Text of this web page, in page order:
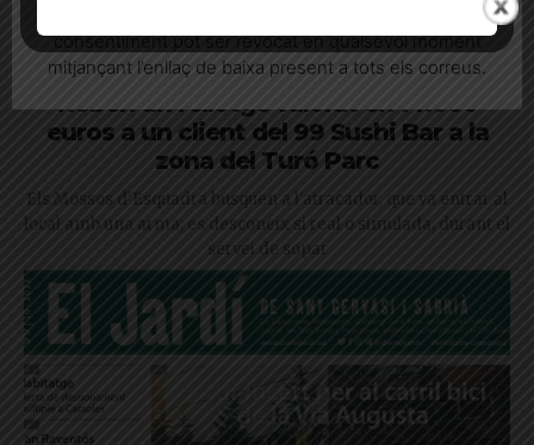
Roben un rellotge valorat en 14.000
euros a un client del 99 Sushi Bar a la
zona del Turó Parc
Els Mossos d'Esquadra busquen a l'atracador, que va entrar al
local amb una arma, es desconeix si real o simulada, durant el
servei de sopar
consentiment pot ser revocat en qualsevol moment
mitjançant l’enllaç de baixa present a tots els correus.